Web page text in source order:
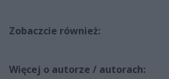
Zobaczcie również:
Więcej o autorze / autorach: